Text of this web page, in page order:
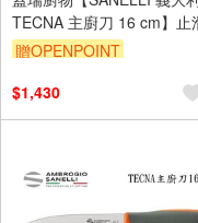
TECNA 主廚刀 16 cm】止
廚房刀 調理刀 廚刀 主廚刀
贈OPENPOINT
$1,430